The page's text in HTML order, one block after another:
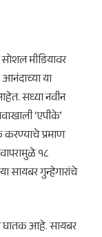
मीडियावर
या
सध्या नवीन
‘एपीके’
प्रमाण
१८
सायबर गुन्हेगारांचे
आहे. सायबर